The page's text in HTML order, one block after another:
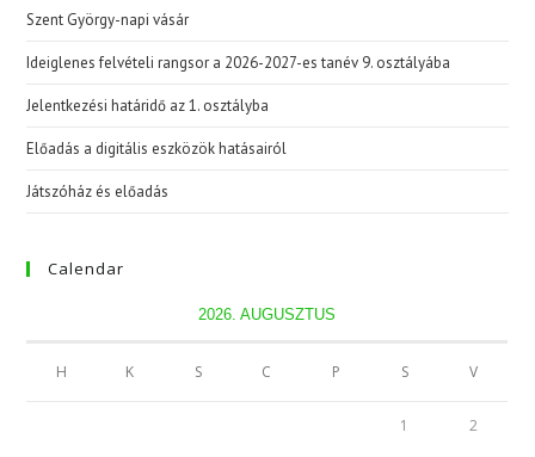
Szent György-napi vásár
Ideiglenes felvételi rangsor a 2026-2027-es tanév 9. osztályába
Jelentkezési határidő az 1. osztályba
Előadás a digitális eszközök hatásairól
Játszóház és előadás
Calendar
2026. AUGUSZTUS
H K S C P S V
1 2